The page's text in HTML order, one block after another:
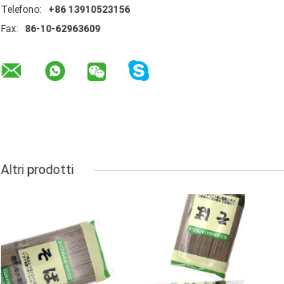
Telefono:
+86 13910523156
Fax:
86-10-62963609
Altri prodotti